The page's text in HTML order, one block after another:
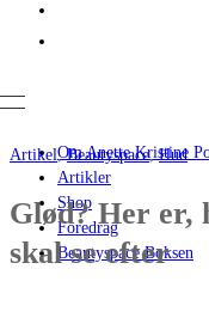
Om Anette Kristine
Artikler
Shop
Foredrag
Beautyspace Boksen
Artikel,Beautyspace,Hud
Glød? Her er,
skal se efter